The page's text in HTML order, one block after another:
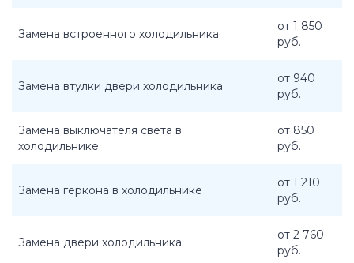
Замена встроенного холодильника
от 1 850
руб.
Замена втулки двери холодильника
от 940
руб.
Замена выключателя света в
холодильнике
от 850
руб.
Замена геркона в холодильнике
от 1 210
руб.
Замена двери холодильника
от 2 760
руб.